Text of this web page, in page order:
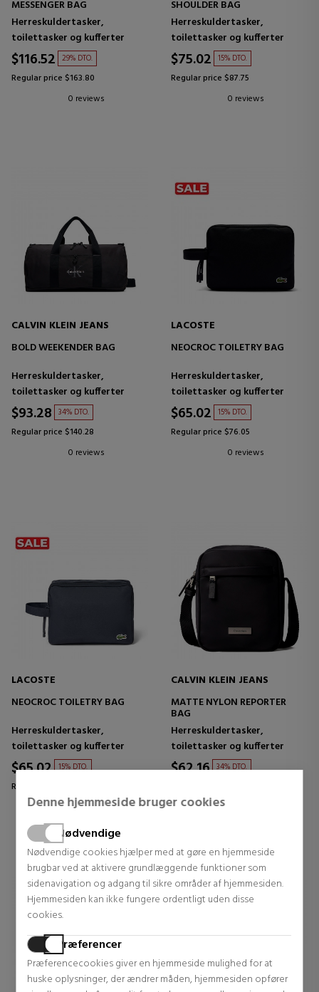
Denne hjemmeside bruger cookies
Nødvendige
Nødvendige cookies hjælper med at gøre en hjemmeside
brugbar ved at aktivere grundlæggende funktioner som
sidenavigation og adgang til sikre områder af hjemmesiden.
Hjemmesiden kan ikke fungere ordentligt uden disse
cookies.
Præferencer
Præferencecookies giver en hjemmeside mulighed for at
huske oplysninger, der ændrer måden, hjemmesiden opfører
MESSENGER BAG
Herreskuldertasker,
toilettasker og kufferter
$116.52 29% DTO.
Regular price $163.80
0 reviews
SHOULDER BAG
Herreskuldertasker,
toilettasker og kufferter
$75.02 15% DTO.
Regular price $87.75
0 reviews
CALVIN KLEIN JEANS
BOLD WEEKENDER BAG
Herreskuldertasker,
toilettasker og kufferter
$93.28 34% DTO.
Regular price $140.28
0 reviews
LACOSTE
NEOCROC TOILETRY BAG
Herreskuldertasker,
toilettasker og kufferter
$65.02 15% DTO.
Regular price $76.05
0 reviews
LACOSTE
NEOCROC TOILETRY BAG
Herreskuldertasker,
toilettasker og kufferter
$65.02 15% DTO.
Regular price $76.05
0 reviews
CALVIN KLEIN JEANS
MATTE NYLON REPORTER
BAG
Herreskuldertasker,
toilettasker og kufferter
$62.16 34% DTO.